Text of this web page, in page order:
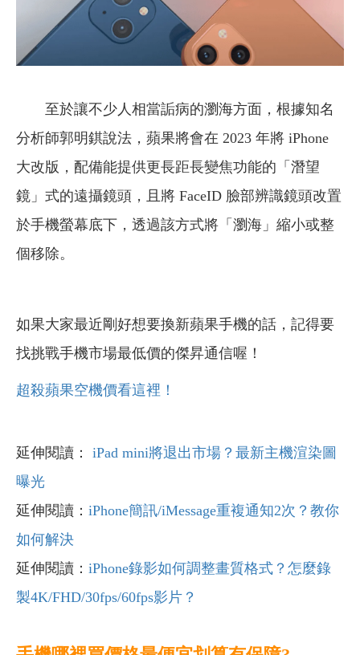
至於讓不少人相當詬病的瀏海方面，根據知名
分析師郭明錤說法，蘋果將會在 2023 年將 iPhone
大改版，配備能提供更長距長變焦功能的「潛望
鏡」式的遠攝鏡頭，且將 FaceID 臉部辨識鏡頭改置
於手機螢幕底下，透過該方式將「瀏海」縮小或整
個移除。
如果大家最近剛好想要換新蘋果手機的話，記得要
找挑戰手機市場最低價的傑昇通信喔！
超殺蘋果空機價看這裡！
延伸閱讀：
iPad mini將退出市場？最新主機渲染圖
曝光
延伸閱讀： iPhone簡訊/iMessage重複通知2次？教你
如何解決
延伸閱讀： iPhone錄影如何調整畫質格式？怎麼錄
製4K/FHD/30fps/60fps影片？